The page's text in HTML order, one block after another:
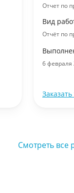
Отчет по
Вид
Отчёт по
6 февраля
Смотреть все